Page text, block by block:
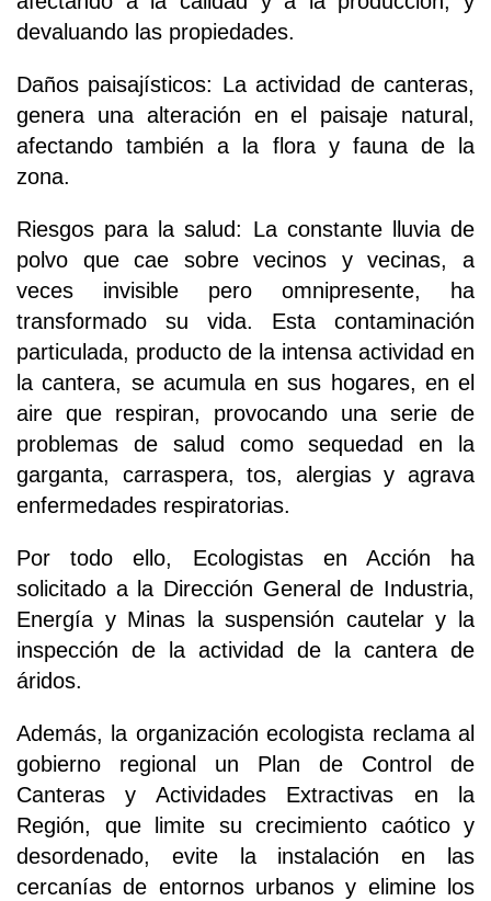
devaluando las propiedades.
Daños paisajísticos: La actividad de canteras,
genera una alteración en el paisaje natural,
afectando también a la flora y fauna de la
zona.
Riesgos para la salud: La constante lluvia de
polvo que cae sobre vecinos y vecinas, a
veces invisible pero omnipresente, ha
transformado su vida. Esta contaminación
particulada, producto de la intensa actividad en
la cantera, se acumula en sus hogares, en el
aire que respiran, provocando una serie de
problemas de salud como sequedad en la
garganta, carraspera, tos, alergias y agrava
enfermedades respiratorias.
Por todo ello, Ecologistas en Acción ha
solicitado a la Dirección General de Industria,
Energía y Minas la suspensión cautelar y la
inspección de la actividad de la cantera de
áridos.
Además, la organización ecologista reclama al
gobierno regional un Plan de Control de
Canteras y Actividades Extractivas en la
Región, que limite su crecimiento caótico y
desordenado, evite la instalación en las
cercanías de entornos urbanos y elimine los